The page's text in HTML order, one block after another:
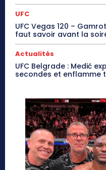
UFC
UFC Vegas 120 –
faut savoir avant la
Actualités
UFC Belgrade : Medić
secondes et enflamme